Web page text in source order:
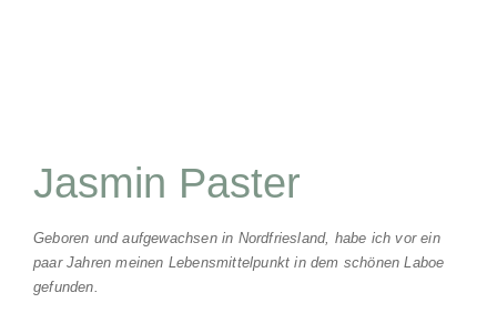
Jasmin Paster
Geboren und aufgewachsen in Nordfriesland, habe ich vor ein
paar Jahren meinen Lebensmittelpunkt in dem schönen Laboe
gefunden.